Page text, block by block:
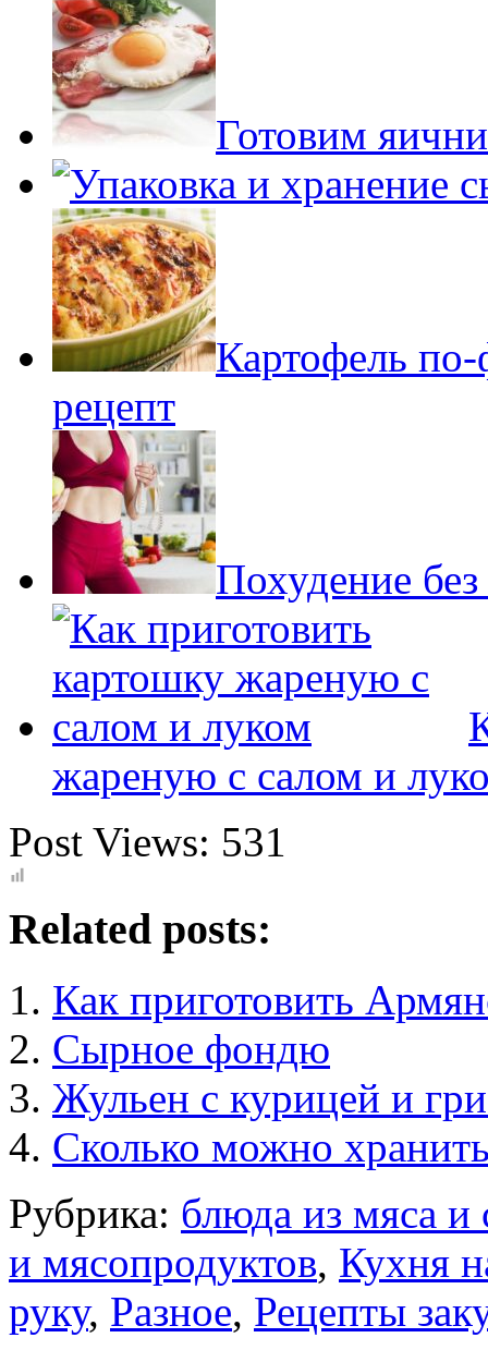
Готовим
Картофель
рецепт
Похудение
жареную с салом и
Post Views: 531
Related posts:
Как приготовить
Сырное фондю
Жульен с курицей и
Сколько можно
Рубрика: блюда из мяса и
и мясопродуктов, Кухня
руку, Разное, Рецепты